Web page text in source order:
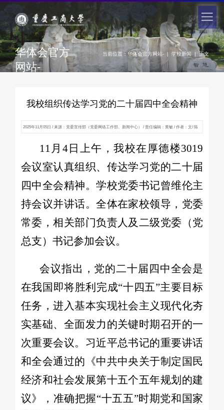
华体会官方
网站-
当前位置：华体会官方网站- | 学校新闻 | 正文
我校组织传达学习党的二十届四中全会精神
2025年11月05日 / 来源：党委宣传部（党委网络工作部、新闻中心） / 责任编辑：黄敏 / 作者：文/ 陈
11月4日上午，我校在厚德楼3019
会议室认真组织、传达学习党的二十届
四中全会精神。学校党委书记曾维伦主
持会议并讲话。全体在家校领导，党委
常委，相关部门负责人及二级党委（党
总支）书记参加会议。
会议指出，党的二十届四中全会是
在我国即将胜利完成“十四五”主要目标
任务，进入基本实现社会主义现代化夯
实基础、全面发力的关键时期召开的一
次重要会议。习近平总书记的重要讲话
和全会通过的《中共中央关于制定国民
经济和社会发展第十五个五年规划的建
议》，准确把握“十五五”时期党和国家